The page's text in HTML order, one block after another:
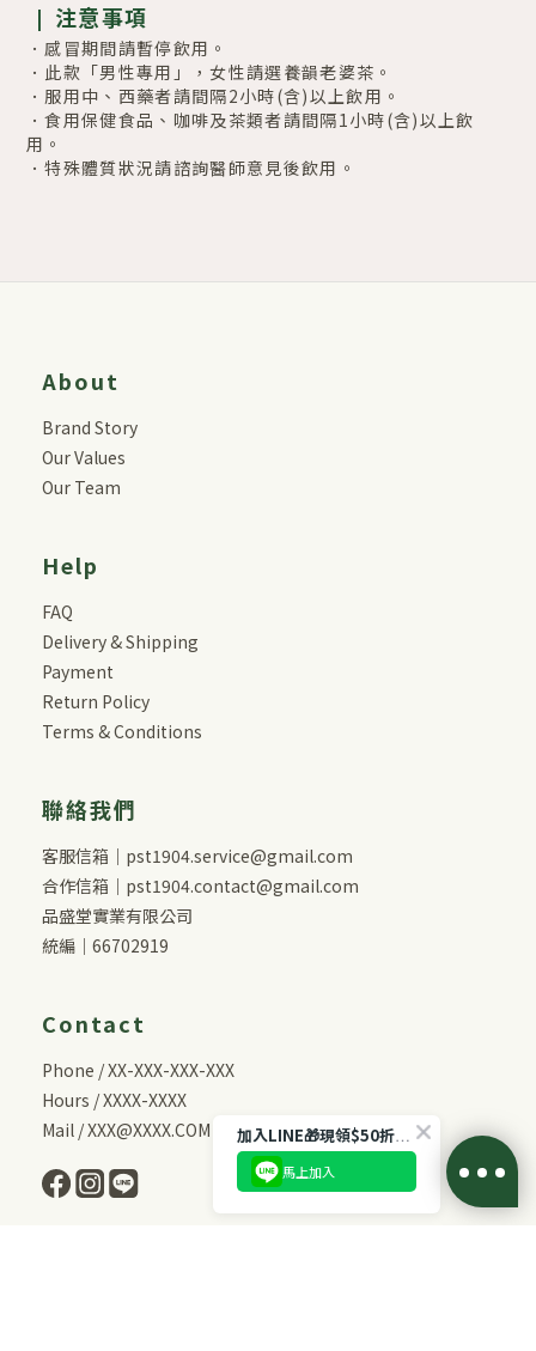
| 注意事項
．感冒期間請暫停飲用。
．此款「男性專用」，女性請選養韻老婆茶。
．服用中、西藥者請間隔2小時(含)以上飲用。
．食用保健食品、咖啡及茶類者請間隔1小時(含)以上飲
用。
．特殊體質狀況請諮詢醫師意見後飲用。
BUY NOW
About
Brand Story
Our Values
Our Team
Help
FAQ
Delivery & Shipping
Payment
Return Policy
Terms & Conditions
聯絡我們
客服信箱｜pst1904.service@gmail.com
合作信箱｜pst1904.contact@gmail.com
品盛堂實業有限公司
統編｜66702919
Contact
Phone / XX-XXX-XXX-XXX
Hours / XXXX-XXXX
Mail / XXX@XXXX.COM
加入LINE🎁現領$50折扣！
馬上加入